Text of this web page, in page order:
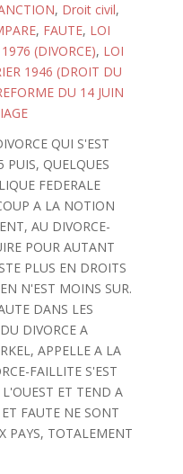
, Droit civil,
, FAUTE, LOI
(DIVORCE), LOI
1946 (DROIT DU
DU 14 JUIN
QUI S'EST
PUIS, QUELQUES
FEDERALE
A LA NOTION
AU DIVORCE-
POUR AUTANT
PLUS EN DROITS
N'EST MOINS SUR.
DANS LES
DIVORCE A
APPELLE A LA
FAILLITE S'EST
ET TEND A
FAUTE NE SONT
PAYS, TOTALEMENT